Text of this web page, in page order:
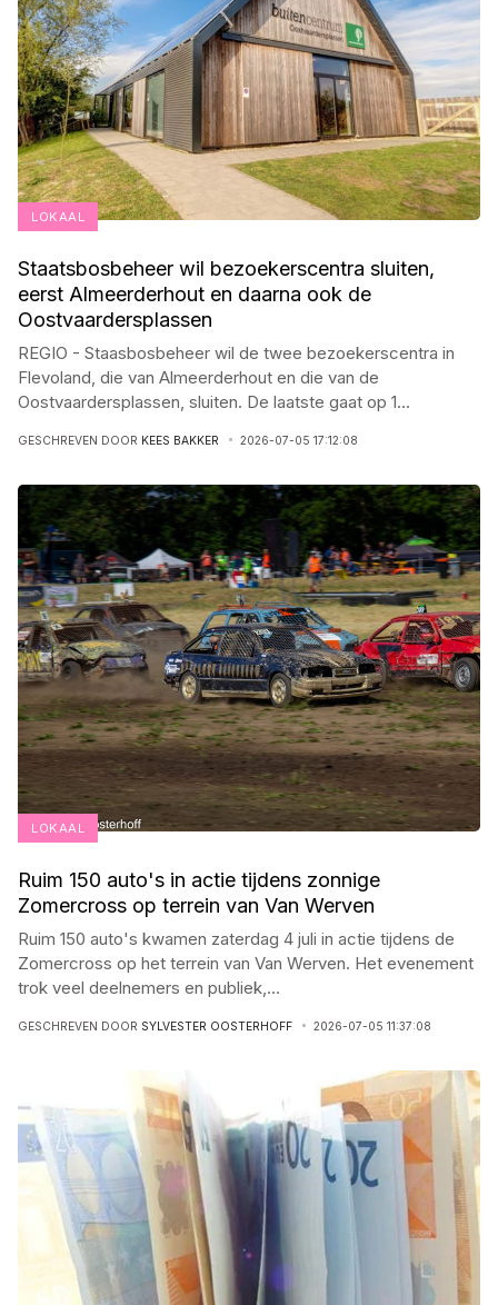
LOKAAL
Staatsbosbeheer wil bezoekerscentra sluiten,
eerst Almeerderhout en daarna ook de
Oostvaardersplassen
REGIO - Staasbosbeheer wil de twee bezoekerscentra in
Flevoland, die van Almeerderhout en die van de
Oostvaardersplassen, sluiten. De laatste gaat op 1...
GESCHREVEN DOOR KEES BAKKER 2026-07-05 17:12:08
LOKAAL
Ruim 150 auto's in actie tijdens zonnige
Zomercross op terrein van Van Werven
Ruim 150 auto's kwamen zaterdag 4 juli in actie tijdens de
Zomercross op het terrein van Van Werven. Het evenement
trok veel deelnemers en publiek, ...
GESCHREVEN DOOR SYLVESTER OOSTERHOFF 2026-07-05 11:37:08